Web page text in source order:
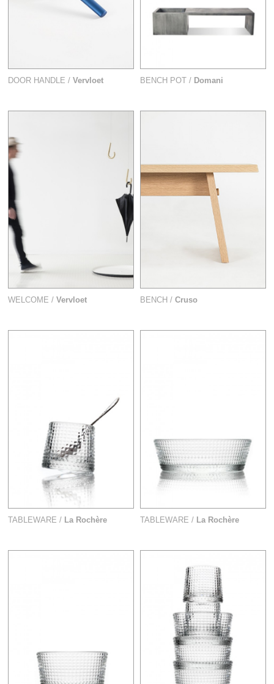
DOOR HANDLE / Vervloet BENCH POT / Domani
WELCOME / Vervloet BENCH / Cruso
TABLEWARE / La Rochère TABLEWARE / La Rochère